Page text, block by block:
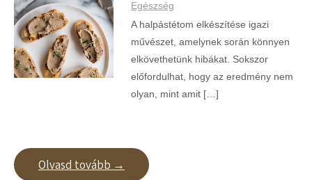
Egészség
A halpástétom elkészítése igazi
művészet, amelynek során könnyen
elkövethetünk hibákat. Sokszor
előfordulhat, hogy az eredmény nem
olyan, mint amit […]
Olvasd tovább →